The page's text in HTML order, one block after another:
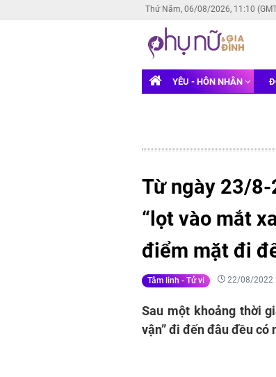
Thứ Năm, 06/08/2026, 11:10
YÊU - HÔN NHÂN
Từ ngày 23/
“lọt vào mắt
điểm mặt đi
Tâm linh - Tử vi 22/08/2022
Sau một khoảng thời
vận” đi đến đâu đều có